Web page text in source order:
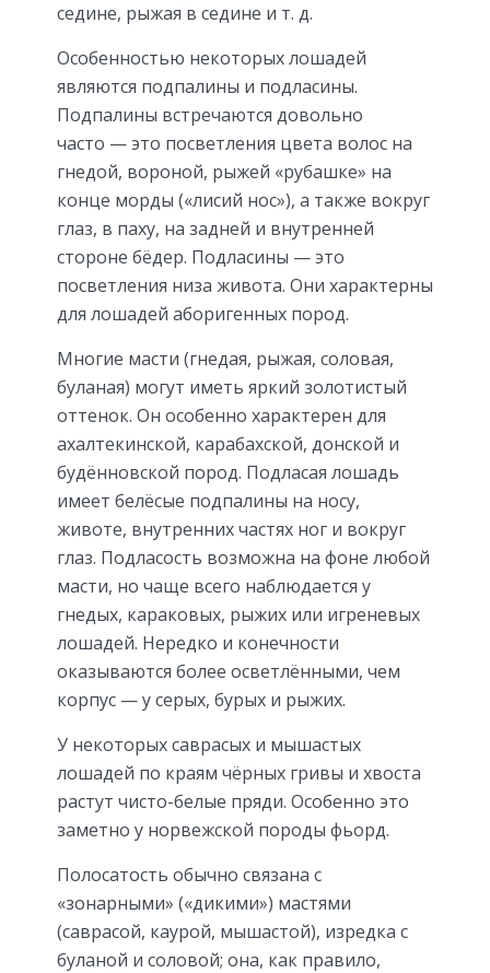
седине, рыжая в седине и т. д.
Особенностью некоторых лошадей
являются подпалины и подласины.
Подпалины встречаются довольно
часто — это посветления цвета волос на
гнедой, вороной, рыжей «рубашке» на
конце морды («лисий нос»), а также вокруг
глаз, в паху, на задней и внутренней
стороне бёдер. Подласины — это
посветления низа живота. Они характерны
для лошадей аборигенных пород.
Многие масти (гнедая, рыжая, соловая,
буланая) могут иметь яркий золотистый
оттенок. Он особенно характерен для
ахалтекинской, карабахской, донской и
будённовской пород. Подласая лошадь
имеет белёсые подпалины на носу,
животе, внутренних частях ног и вокруг
глаз. Подласость возможна на фоне любой
масти, но чаще всего наблюдается у
гнедых, караковых, рыжих или игреневых
лошадей. Нередко и конечности
оказываются более осветлёнными, чем
корпус — у серых, бурых и рыжих.
У некоторых саврасых и мышастых
лошадей по краям чёрных гривы и хвоста
растут чисто-белые пряди. Особенно это
заметно у норвежской породы фьорд.
Полосатость обычно связана с
«зонарными» («дикими») мастями
(саврасой, каурой, мышастой), изредка с
буланой и соловой; она, как правило,